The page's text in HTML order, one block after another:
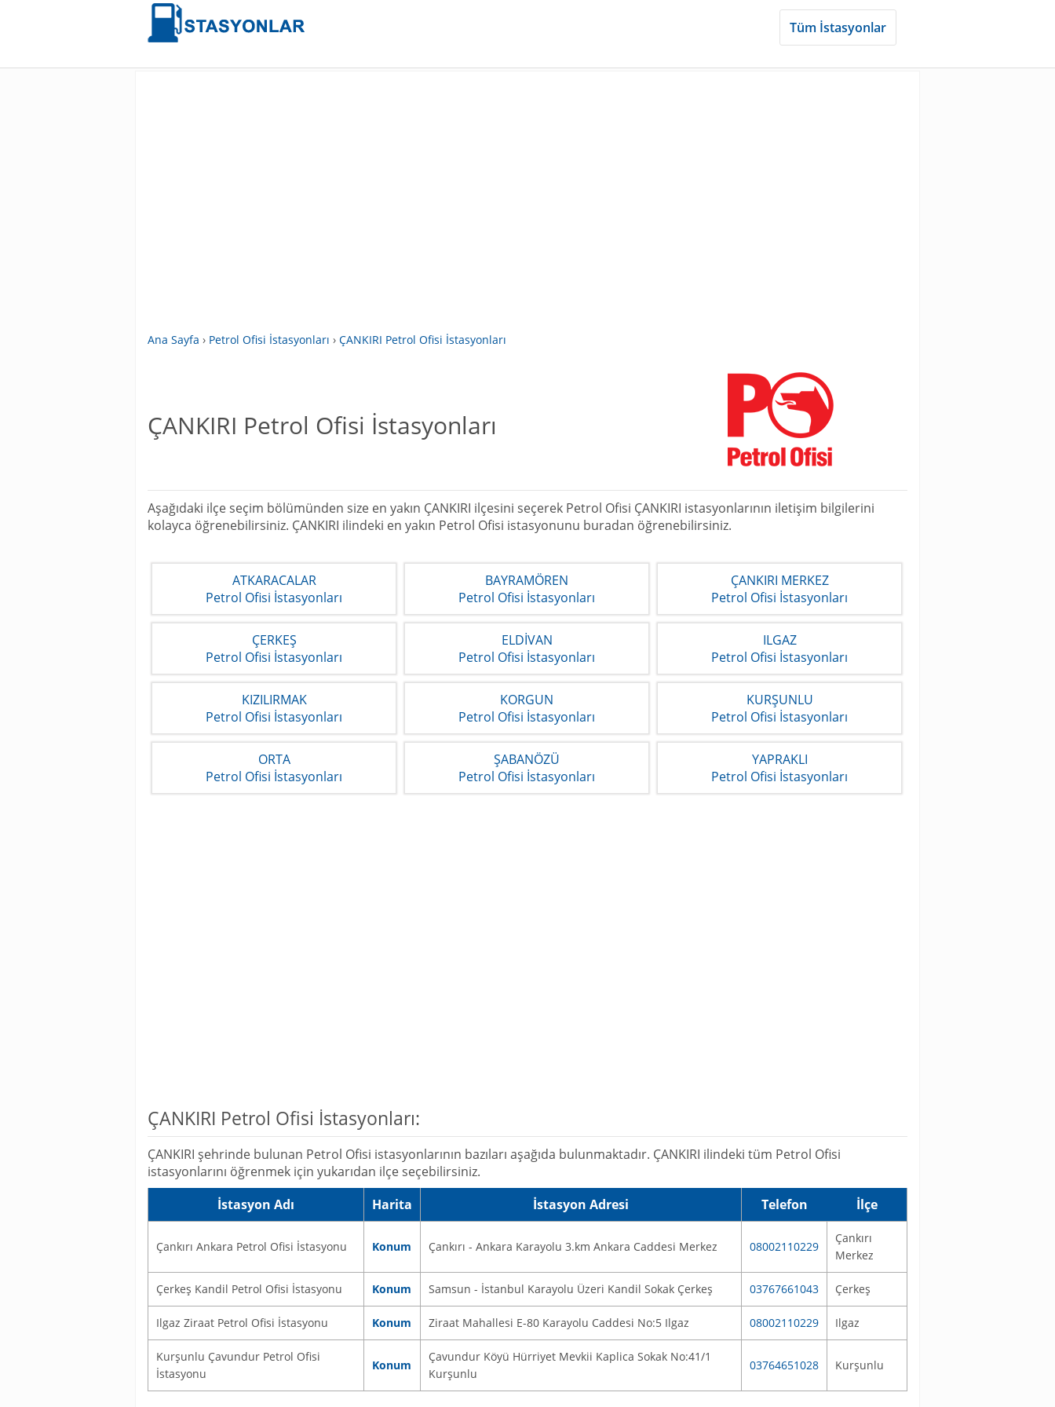
Tüm İstasyonlar
Ana Sayfa › Petrol Ofisi İstasyonları › ÇANKIRI Petrol Ofisi İstasyonları
ÇANKIRI Petrol Ofisi İstasyonları
Aşağıdaki ilçe seçim bölümünden size en yakın ÇANKIRI ilçesini seçerek Petrol Ofisi ÇANKIRI istasyonlarının iletişim bilgilerini
kolayca öğrenebilirsiniz. ÇANKIRI ilindeki en yakın Petrol Ofisi istasyonunu buradan öğrenebilirsiniz.
ATKARACALAR
Petrol Ofisi İstasyonları
BAYRAMÖREN
Petrol Ofisi İstasyonları
ÇANKIRI MERKEZ
Petrol Ofisi İstasyonları
ÇERKEŞ
Petrol Ofisi İstasyonları
ELDİVAN
Petrol Ofisi İstasyonları
ILGAZ
Petrol Ofisi İstasyonları
KIZILIRMAK
Petrol Ofisi İstasyonları
KORGUN
Petrol Ofisi İstasyonları
KURŞUNLU
Petrol Ofisi İstasyonları
ORTA
Petrol Ofisi İstasyonları
ŞABANÖZÜ
Petrol Ofisi İstasyonları
YAPRAKLI
Petrol Ofisi İstasyonları
ÇANKIRI Petrol Ofisi İstasyonları:
ÇANKIRI şehrinde bulunan Petrol Ofisi istasyonlarının bazıları aşağıda bulunmaktadır. ÇANKIRI ilindeki tüm Petrol Ofisi
istasyonlarını öğrenmek için yukarıdan ilçe seçebilirsiniz.
İstasyon Adı
Harita İstasyon Adresi Telefon İlçe
Çankırı Ankara Petrol Ofisi İstasyonu Konum Çankırı - Ankara Karayolu 3.km Ankara Caddesi Merkez 08002110229
Çankırı
Merkez
Çerkeş Kandil Petrol Ofisi İstasyonu Konum Samsun - İstanbul Karayolu Üzeri Kandil Sokak Çerkeş 03767661043 Çerkeş
Ilgaz Ziraat Petrol Ofisi İstasyonu Konum Ziraat Mahallesi E-80 Karayolu Caddesi No:5 Ilgaz 08002110229 Ilgaz
Kurşunlu Çavundur Petrol Ofisi
İstasyonu
Konum
Çavundur Köyü Hürriyet Mevkii Kaplica Sokak No:41/1
Kurşunlu
03764651028 Kurşunlu